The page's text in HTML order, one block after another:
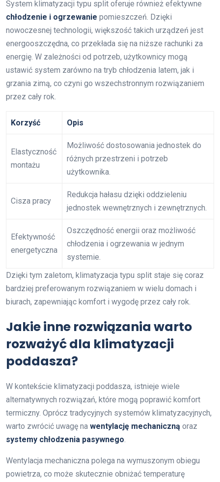
System klimatyzacji typu split oferuje również efektywne
chłodzenie i ogrzewanie pomieszczeń. Dzięki
nowoczesnej technologii, większość takich urządzeń jest
energooszczędna, co przekłada się na niższe rachunki za
energię. W zależności od potrzeb, użytkownicy mogą
ustawić system zarówno na tryb chłodzenia latem, jak i
grzania zimą, co czyni go wszechstronnym rozwiązaniem
przez cały rok.
Korzyść Opis
Elastyczność
montażu
Możliwość dostosowania jednostek do
różnych przestrzeni i potrzeb
użytkownika.
Cisza pracy
Redukcja hałasu dzięki oddzieleniu
jednostek wewnętrznych i zewnętrznych.
Efektywność
energetyczna
Oszczędność energii oraz możliwość
chłodzenia i ogrzewania w jednym
systemie.
Dzięki tym zaletom, klimatyzacja typu split staje się coraz
bardziej preferowanym rozwiązaniem w wielu domach i
biurach, zapewniając komfort i wygodę przez cały rok.
Jakie inne rozwiązania warto
rozważyć dla klimatyzacji
poddasza?
W kontekście klimatyzacji poddasza, istnieje wiele
alternatywnych rozwiązań, które mogą poprawić komfort
termiczny. Oprócz tradycyjnych systemów klimatyzacyjnych,
warto zwrócić uwagę na wentylację mechaniczną oraz
systemy chłodzenia pasywnego.
Wentylacja mechaniczna polega na wymuszonym obiegu
powietrza, co może skutecznie obniżać temperaturę